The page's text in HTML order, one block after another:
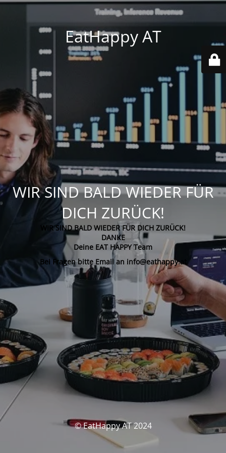
EatHappy AT
WIR SIND BALD WIEDER FÜR
DICH ZURÜCK!
WIR SIND BALD WIEDER FÜR DICH ZURÜCK!
DANKE
Deine EAT HAPPY Team
Bei Fragen bitte Email an info@eathappy.at
© EatHappy AT 2024